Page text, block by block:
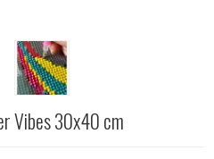
Vibes 30x40 cm